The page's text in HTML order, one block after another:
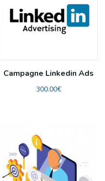
Campagne Linkedin Ads
300.00€